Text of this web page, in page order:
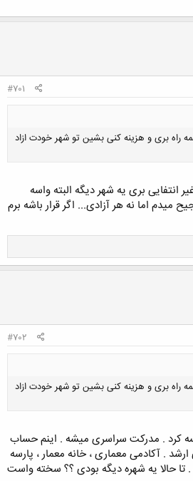
#701
راه بری و هزینه کنی بشین تو شهر خودت ازاد
کنید تا باز شود...
انتفایی بری یه شهر دیگه البته واسه
میدم اما نه هر آزادی... اگر قرار باشه برم
#702
راه بری و هزینه کنی بشین تو شهر خودت ازاد
مقایسه کرد . مدرکت سراسری میشه . اینم حساب
. آکادمی معماری ، خانه معمار ، پارسه
حالا یه شهره دیگه بودی ؟؟ سخته واست